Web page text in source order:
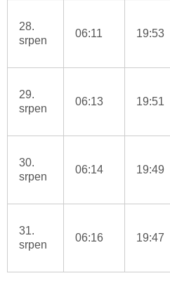
28.
srpen
06:11 19:53
29.
srpen
06:13 19:51
30.
srpen
06:14 19:49
31.
srpen
06:16 19:47